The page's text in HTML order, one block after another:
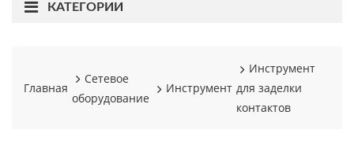
КАТЕГОРИИ
Главная
Сетевое
оборудование
Инструмент
Инструмент
для заделки
контактов